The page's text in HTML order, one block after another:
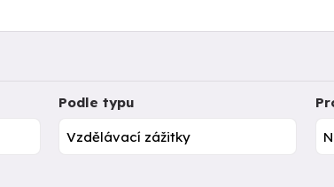
Podle typu